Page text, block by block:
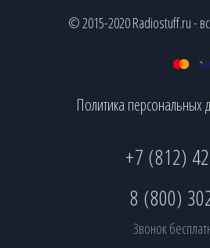
© 2015-2020 Radiostuff.ru -
Политика персональных
+7 (812)
8 (800)
Звонок